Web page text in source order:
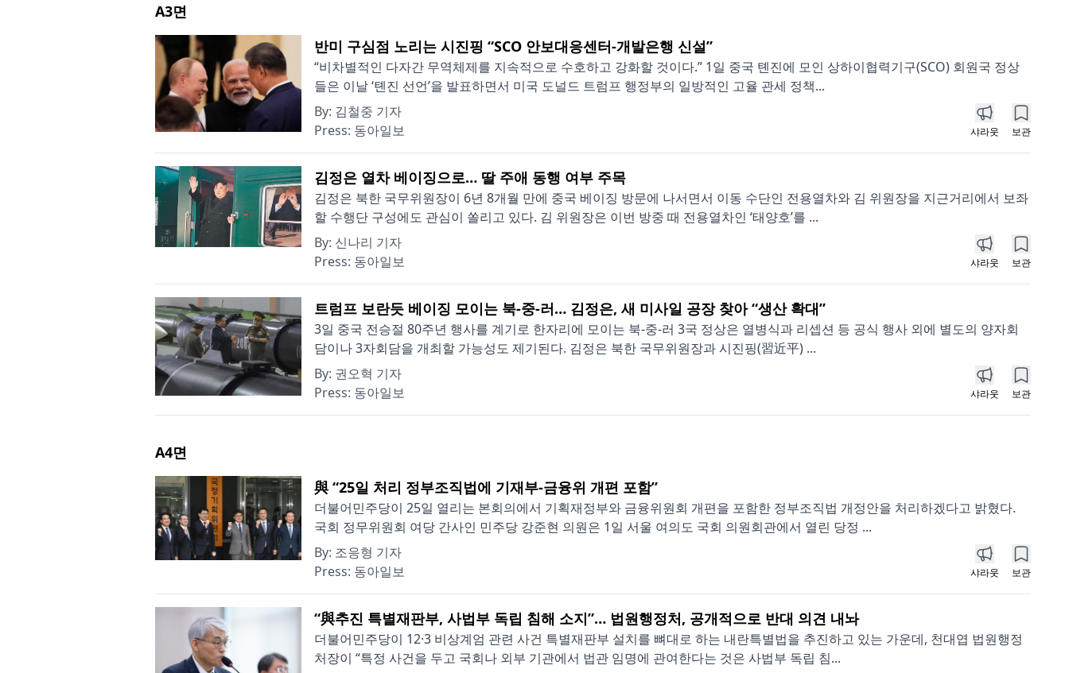
A3면
반미 구심점 노리는 시진핑 “SCO 안보대응센터-개발은행 신설”
“비차별적인 다자간 무역체제를 지속적으로 수호하고 강화할 것이다.” 1일 중국 톈진에 모인 상하이협력기구(SCO) 회원국 정상
들은 이날 ‘톈진 선언’을 발표하면서 미국 도널드 트럼프 행정부의 일방적인 고율 관세 정책...
By: 김철중 기자
Press: 동아일보 샤라웃 보관
김정은 열차 베이징으로… 딸 주애 동행 여부 주목
김정은 북한 국무위원장이 6년 8개월 만에 중국 베이징 방문에 나서면서 이동 수단인 전용열차와 김 위원장을 지근거리에서 보좌
할 수행단 구성에도 관심이 쏠리고 있다. 김 위원장은 이번 방중 때 전용열차인 ‘태양호’를 ...
By: 신나리 기자
Press: 동아일보 샤라웃 보관
트럼프 보란듯 베이징 모이는 북-중-러… 김정은, 새 미사일 공장 찾아 “생산 확대”
3일 중국 전승절 80주년 행사를 계기로 한자리에 모이는 북-중-러 3국 정상은 열병식과 리셉션 등 공식 행사 외에 별도의 양자회
담이나 3자회담을 개최할 가능성도 제기된다. 김정은 북한 국무위원장과 시진핑(習近平) ...
By: 권오혁 기자
Press: 동아일보 샤라웃 보관
A4면
與 “25일 처리 정부조직법에 기재부-금융위 개편 포함”
더불어민주당이 25일 열리는 본회의에서 기획재정부와 금융위원회 개편을 포함한 정부조직법 개정안을 처리하겠다고 밝혔다.
국회 정무위원회 여당 간사인 민주당 강준현 의원은 1일 서울 여의도 국회 의원회관에서 열린 당정 ...
By: 조응형 기자
Press: 동아일보 샤라웃 보관
“與추진 특별재판부, 사법부 독립 침해 소지”… 법원행정처, 공개적으로 반대 의견 내놔
더불어민주당이 12·3 비상계엄 관련 사건 특별재판부 설치를 뼈대로 하는 내란특별법을 추진하고 있는 가운데, 천대엽 법원행정
처장이 “특정 사건을 두고 국회나 외부 기관에서 법관 임명에 관여한다는 것은 사법부 독립 침...